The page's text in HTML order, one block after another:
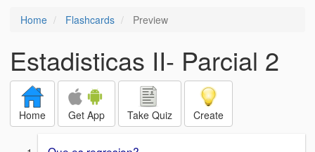
Home Flashcards Preview
Estadisticas II- Parcial 2
Home Get App Take Quiz Create